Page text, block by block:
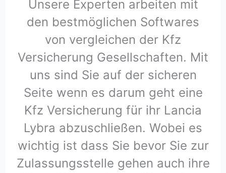
Unsere Experten arbeiten mit
den bestmöglichen Softwares
von vergleichen der Kfz
Versicherung Gesellschaften. Mit
uns sind Sie auf der sicheren
Seite wenn es darum geht eine
Kfz Versicherung für ihr Lancia
Lybra abzuschließen. Wobei es
wichtig ist dass Sie bevor Sie zur
Zulassungsstelle gehen auch ihre